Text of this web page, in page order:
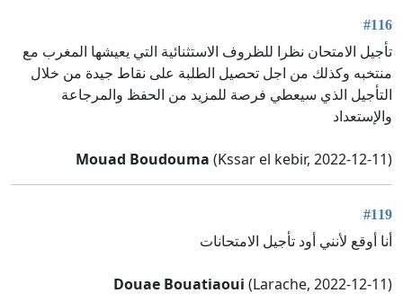
#116
تأجيل الامتحان نظرا للظروف الاستثنائية التي يعيشها المغرب مع
منتخبه وكذلك من اجل تحصيل الطلبة على نقاط جيدة من خلال
التأجيل الذي سيعطي فرصة للمزيد من الحفظ والمرجاعة
والإستعداد
Mouad Boudouma (Kssar el kebir, 2022-12-11)
#119
أنا أوقع لأنني أود تأجيل الامتحانات
Douae Bouatiaoui (Larache, 2022-12-11)